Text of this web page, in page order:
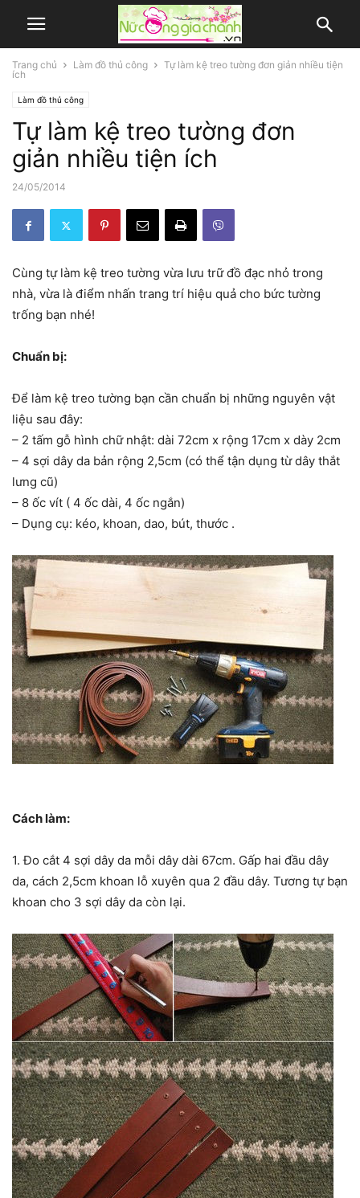
Trang chủ Làm đồ thủ công
Tự làm kệ treo tường đơn giản nhiều tiện
ích
Làm đồ thủ công
Tự làm kệ treo tường đơn
giản nhiều tiện ích
24/05/2014
Cùng tự làm kệ treo tường vừa lưu trữ đồ đạc nhỏ trong
nhà, vừa là điểm nhấn trang trí hiệu quả cho bức tường
trống bạn nhé!
Chuẩn bị:
Để làm kệ treo tường bạn cần chuẩn bị những nguyên vật
liệu sau đây:
– 2 tấm gỗ hình chữ nhật: dài 72cm x rộng 17cm x dày 2cm
– 4 sợi dây da bản rộng 2,5cm (có thể tận dụng từ dây thắt
lưng cũ)
– 8 ốc vít ( 4 ốc dài, 4 ốc ngắn)
– Dụng cụ: kéo, khoan, dao, bút, thước .
Cách làm:
1. Đo cắt 4 sợi dây da mỗi dây dài 67cm. Gấp hai đầu dây
da, cách 2,5cm khoan lỗ xuyên qua 2 đầu dây. Tương tự bạn
khoan cho 3 sợi dây da còn lại.